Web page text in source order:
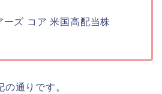
コア 米国高配当株
の通りです。